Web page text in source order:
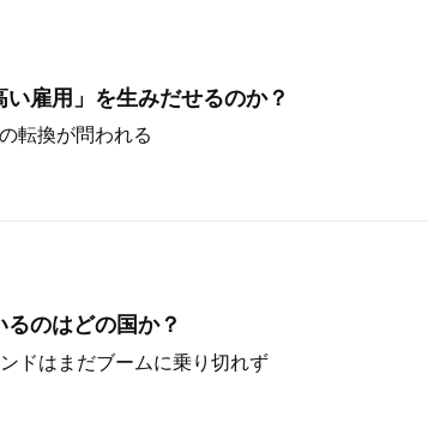
雇用」を生みだせるのか？
転換が問われる
のはどの国か？
ドはまだブームに乗り切れず